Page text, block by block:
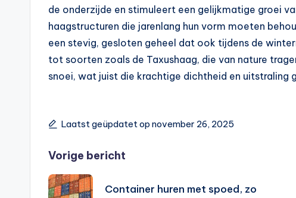
de onderzijde en stimuleert een gelijkmatige groei
haagstructuren die jarenlang hun vorm moeten
een stevig, gesloten geheel dat ook tijdens de
tot soorten zoals de Taxushaag, die van nature
snoei, wat juist die krachtige dichtheid en uitstraling
Laatst geüpdatet op november 26, 2025
Vorige bericht
Container huren met spoed, zo